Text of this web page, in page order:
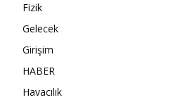
Fizik
Gelecek
Girişim
HABER
Havacılık